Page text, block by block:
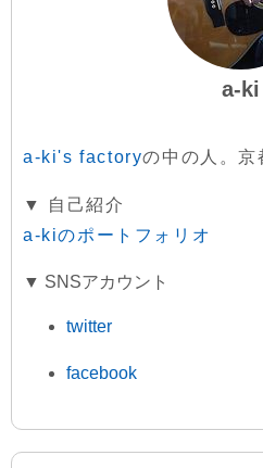
a-ki
a-ki's factoryの中の人。京
▼ 自己紹介
a-kiのポートフォリオ
▼ SNSアカウント
twitter
facebook